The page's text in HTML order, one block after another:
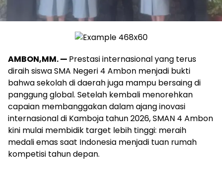
AMBON,MM. — Prestasi internasional yang terus
diraih siswa SMA Negeri 4 Ambon menjadi bukti
bahwa sekolah di daerah juga mampu bersaing di
panggung global. Setelah kembali menorehkan
capaian membanggakan dalam ajang inovasi
internasional di Kamboja tahun 2026, SMAN 4 Ambon
kini mulai membidik target lebih tinggi: meraih
medali emas saat Indonesia menjadi tuan rumah
kompetisi tahun depan.